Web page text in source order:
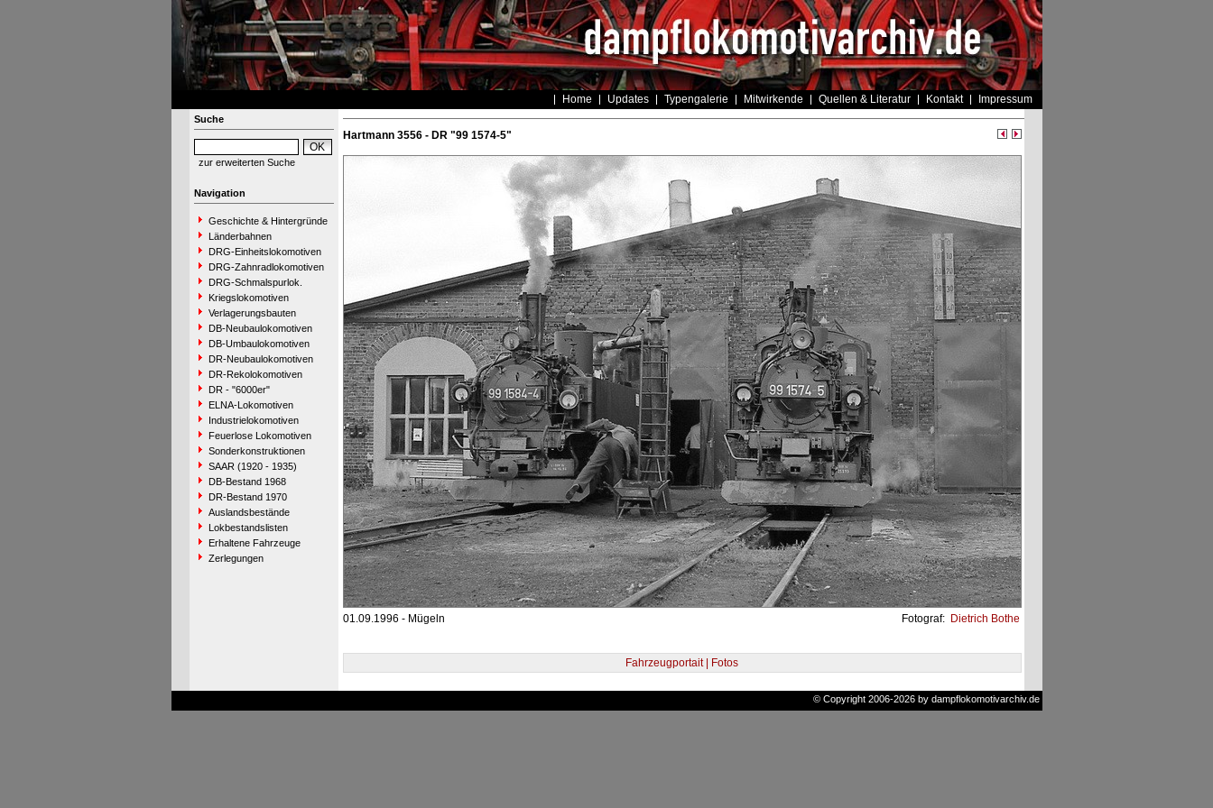
Home Updates Typengalerie Mitwirkende Quellen & Literatur Kontakt Impressum
Suche
zur erweiterten Suche
Navigation
Geschichte & Hintergründe
Länderbahnen
DRG-Einheitslokomotiven
DRG-Zahnradlokomotiven
DRG-Schmalspurlok.
Kriegslokomotiven
Verlagerungsbauten
DB-Neubaulokomotiven
DB-Umbaulokomotiven
DR-Neubaulokomotiven
DR-Rekolokomotiven
DR - "6000er"
ELNA-Lokomotiven
Industrielokomotiven
Feuerlose Lokomotiven
Sonderkonstruktionen
SAAR (1920 - 1935)
DB-Bestand 1968
DR-Bestand 1970
Auslandsbestände
Lokbestandslisten
Erhaltene Fahrzeuge
Zerlegungen
Hartmann 3556 - DR "99 1574-5"
01.09.1996 - Mügeln Fotograf: Dietrich Bothe
Fahrzeugportait | Fotos
© Copyright 2006-2026 by dampflokomotivarchiv.de